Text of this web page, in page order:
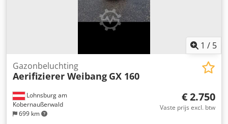
1 / 5
Lohnsburg am
Kobernaußerwald
699 km
Gazonbeluchting
Aerifizierer Weibang GX 160
€ 2.750
Vaste prijs excl. btw